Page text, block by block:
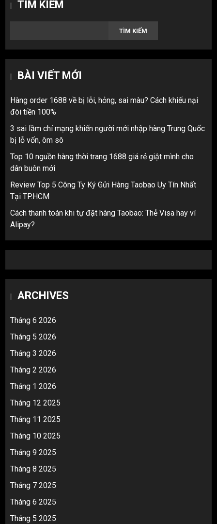
TÌM KIẾM
TÌM KIẾM
BÀI VIẾT MỚI
Hàng order 1688 về bị lỗi, hỏng, sai màu? Cách khiếu nại
đòi tiền 100%
3 sai lầm chí mạng khiến người mới nhập hàng Trung Quốc
bị lỗ vốn, ôm sô
Top 10 nguồn hàng thời trang 1688 giá rẻ giật mình cho
dân buôn mới
Review Top 5 Công Ty Ký Gửi Hàng Taobao Uy Tín Nhất
Tại TP.HCM
Cách thanh toán khi tự đặt hàng Taobao: Thẻ Visa hay ví
Alipay?
ARCHIVES
Tháng 6 2026
Tháng 5 2026
Tháng 3 2026
Tháng 2 2026
Tháng 1 2026
Tháng 12 2025
Tháng 11 2025
Tháng 10 2025
Tháng 9 2025
Tháng 8 2025
Tháng 7 2025
Tháng 6 2025
Tháng 5 2025